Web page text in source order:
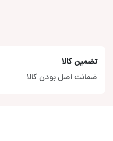
تضمین کالا
ضمانت اصل بودن کالا